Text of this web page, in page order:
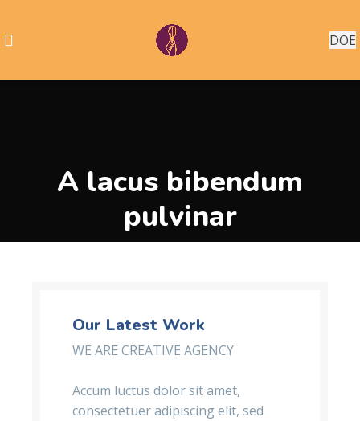
DOE
A lacus bibendum
pulvinar
Our Latest Work
WE ARE CREATIVE AGENCY
Accum luctus dolor sit amet,
consectetuer adipiscing elit, sed